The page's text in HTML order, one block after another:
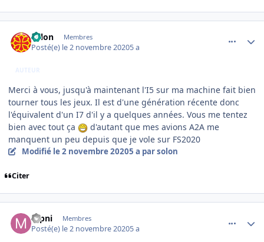
solon Membres
Posté(e) le 2 novembre 20205 a
AUTEUR
Merci à vous, jusqu'à maintenant l'I5 sur ma machine fait bien
tourner tous les jeux. Il est d'une génération récente donc
l'équivalent d'un I7 d'il y a quelques années. Vous me tentez
bien avec tout ça
d'autant que mes avions A2A me
manquent un peu depuis que je vole sur FS2020
Modifié le 2 novembre 20205 a par solon
Citer
mpni Membres
Posté(e) le 2 novembre 20205 a